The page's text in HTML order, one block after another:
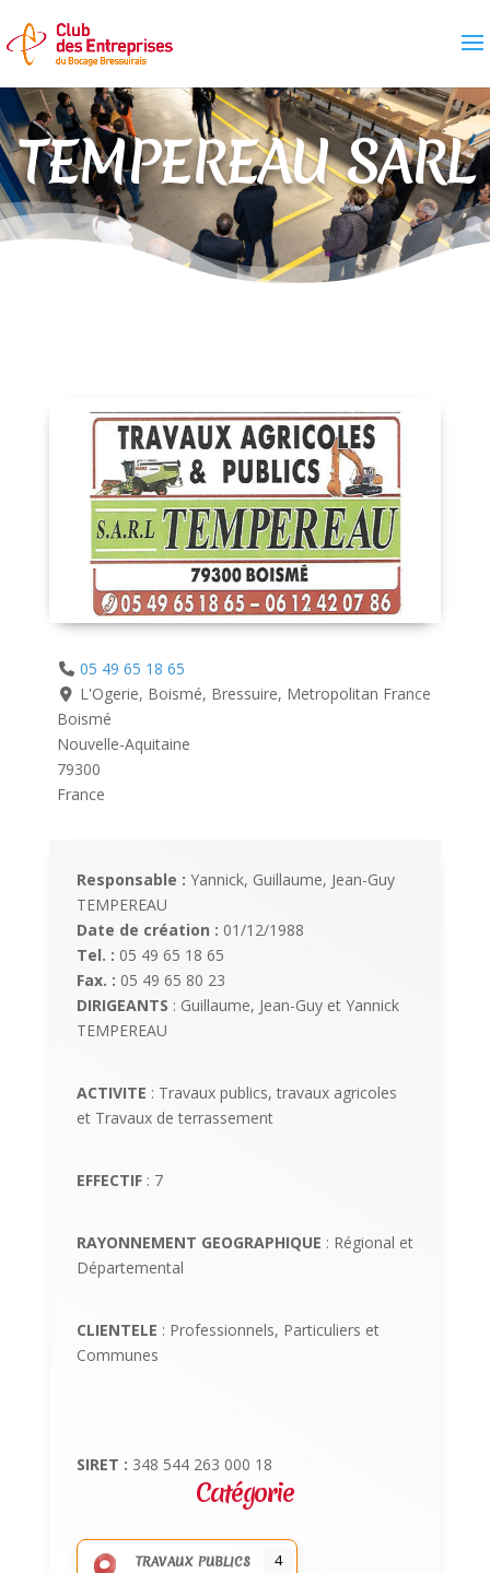
TEMPEREAU SARL
05 49 65 18 65
L'Ogerie, Boismé, Bressuire, Metropolitan France
Boismé
Nouvelle-Aquitaine
79300
France
Responsable : Yannick, Guillaume, Jean-Guy
TEMPEREAU
Date de création : 01/12/1988
Tel. : 05 49 65 18 65
Fax. : 05 49 65 80 23
DIRIGEANTS : Guillaume, Jean-Guy et Yannick
TEMPEREAU
ACTIVITE : Travaux publics, travaux agricoles
et Travaux de terrassement
EFFECTIF: 7
RAYONNEMENT GEOGRAPHIQUE : Régional et
Départemental
CLIENTELE : Professionnels, Particuliers et
Communes
SIRET : 348 544 263 000 18
Catégorie
TRAVAUX PUBLICS 4